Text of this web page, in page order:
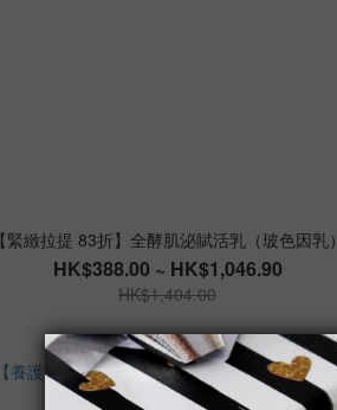
【緊緻拉提 83折】全酵肌泌賦活乳（玻色因乳）
HK$388.00 ~ HK$1,046.90
HK$1,404.00